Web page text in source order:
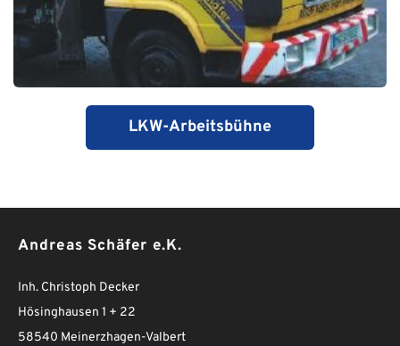
LKW-Arbeitsbühne
Andreas Schäfer e.K.
Inh. Christoph Decker
Hösinghausen 1 + 22
58540 Meinerzhagen-Valbert